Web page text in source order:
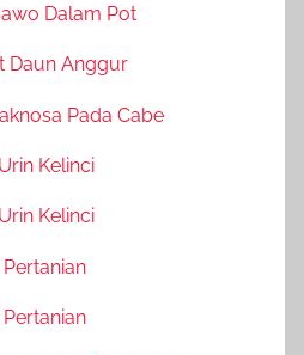
Dalam Pot
Daun Anggur
Pada Cabe
Kelinci
Kelinci